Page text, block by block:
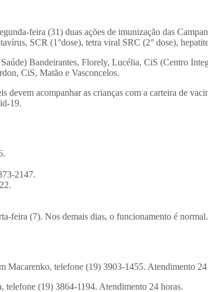
feira (31) duas ações de imunização das
SCR (1°dose), tetra viral SRC (2° dose),
Bandeirantes, Florely, Lucélia, CiS (Centro
CiS, Matão e Vasconcelos.
devem acompanhar as crianças com a carteira de
19.
2147.
feira (7). Nos demais dias, o funcionamento é normal.
Macarenko, telefone (19) 3903-1455. Atendimento 24
telefone (19) 3864-1194. Atendimento 24 horas.